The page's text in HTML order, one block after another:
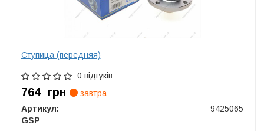
Ступица (передняя)
0 відгуків
764 грн
завтра
Артикул:
9425065
GSP